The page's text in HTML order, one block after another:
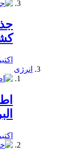
اکتبر 21, 2019
انرژی
اکتبر 22, 2019